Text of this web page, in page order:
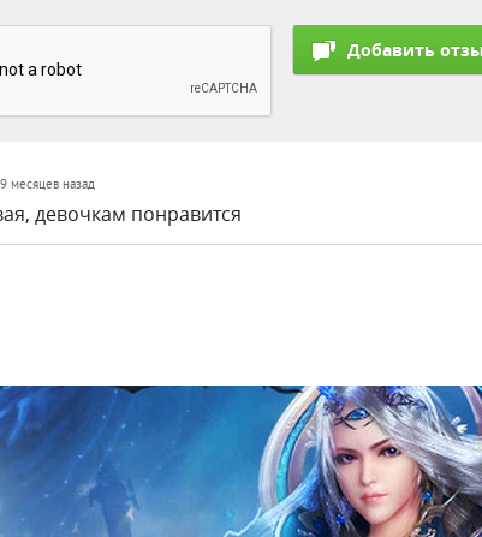
месяцев назад
девочкам понравится